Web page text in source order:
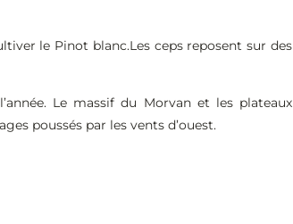
le Pinot blanc.Les ceps reposent sur des
Le massif du Morvan et les plateaux
poussés par les vents d’ouest.